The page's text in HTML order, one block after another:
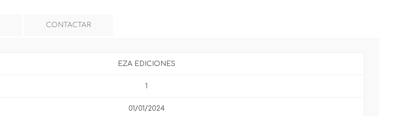
CONTACTAR
EZA EDICIONES
1
01/01/2024